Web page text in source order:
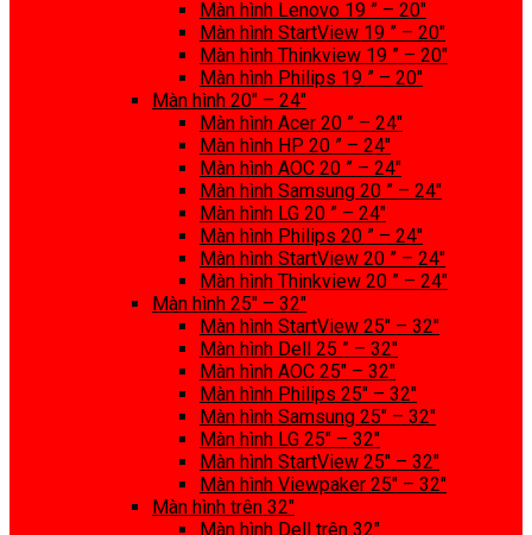
Màn hình Lenovo 19 ” – 20″
Màn hình StartView 19 ” – 20″
Màn hình Thinkview 19 ” – 20″
Màn hình Philips 19 ” – 20″
Màn hình 20″ – 24″
Màn hình Acer 20 ” – 24″
Màn hình HP 20 ” – 24″
Màn hình AOC 20 ” – 24″
Màn hình Samsung 20 ” – 24″
Màn hình LG 20 ” – 24″
Màn hình Philips 20 ” – 24″
Màn hình StartView 20 ” – 24″
Màn hình Thinkview 20 ” – 24″
Màn hình 25″ – 32″
Màn hình StartView 25″ – 32″
Màn hình Dell 25 ” – 32″
Màn hình AOC 25″ – 32″
Màn hình Philips 25″ – 32″
Màn hình Samsung 25″ – 32″
Màn hình LG 25″ – 32″
Màn hình StartView 25″ – 32″
Màn hình Viewpaker 25″ – 32″
Màn hình trên 32″
Màn hình Dell trên 32″